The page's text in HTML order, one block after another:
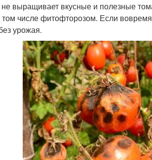
не выращивает вкусные и полезные
числе фитофторозом. Если
урожая.